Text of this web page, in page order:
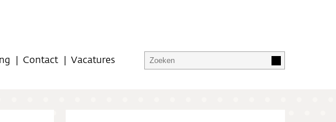
Contact Vacatures